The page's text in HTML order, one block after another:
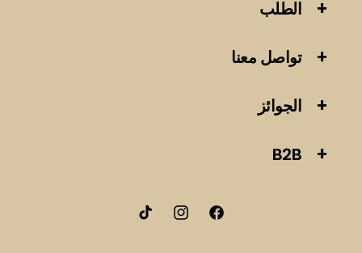
الطلب
تواصل معنا
الجوائز
B2B
فيسبوكانستقرامتيك